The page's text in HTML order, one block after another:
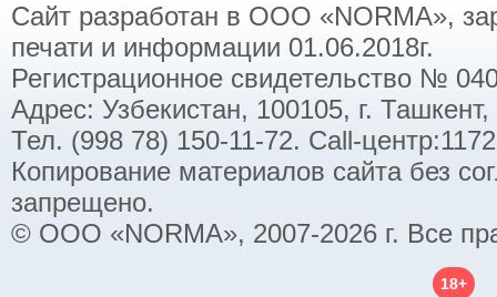
Сайт разработан в ООО «NORMA»,
печати и информации 01.06.2018г.
Регистрационное свидетельство №
Адрес: Узбекистан, 100105, г.
Тел. (998 78) 150-11-72. Call-
Копирование материалов сайта без
запрещено.
© ООО «NORMA», 2007-2026 г. Все
18+